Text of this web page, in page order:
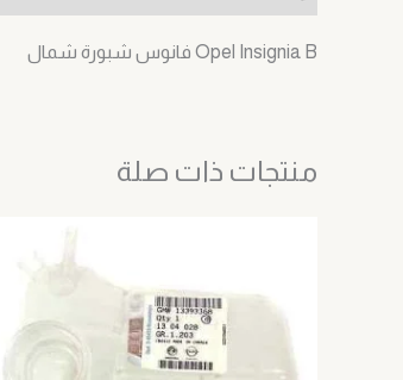
Opel Insignia B فانوس شبورة شمال
منتجات ذات صلة